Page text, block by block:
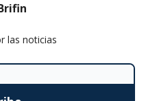
las noticias